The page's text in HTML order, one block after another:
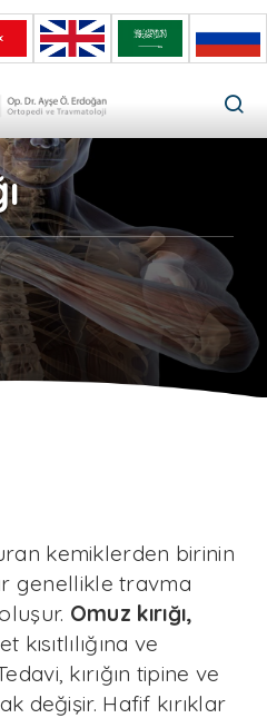
kemiklerden birinin
genellikle travma
Omuz kırığı,
ve
kırığın tipine ve
değişir. Hafif kırıklar